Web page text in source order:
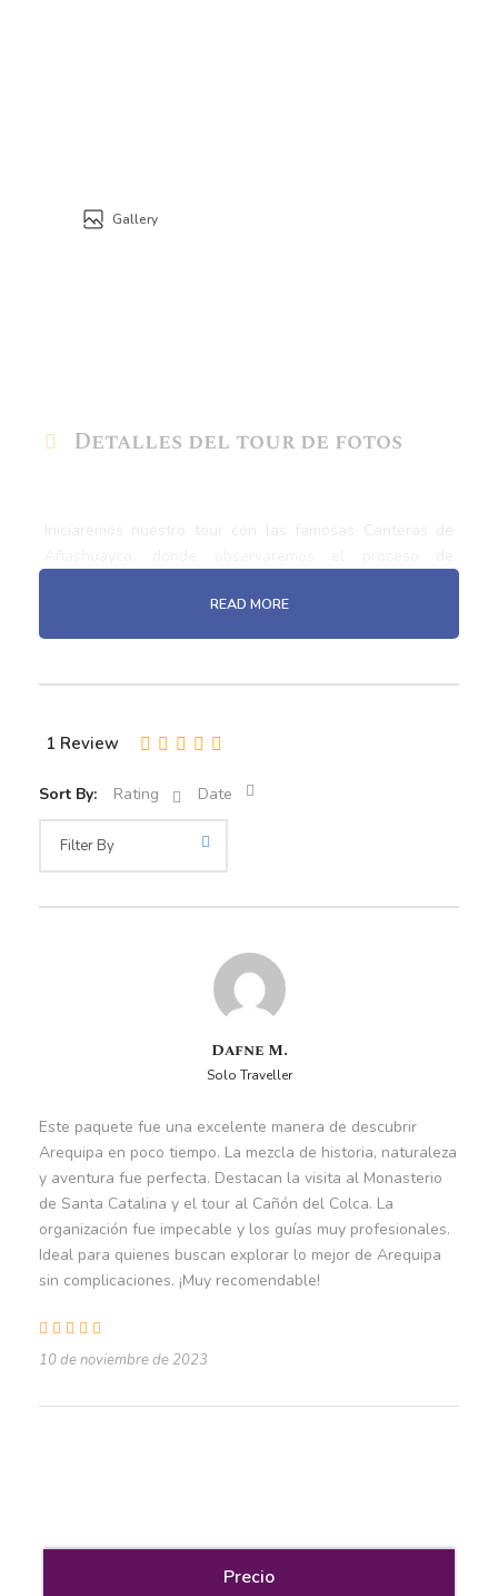
Precio
Gallery
Detalles del tour de fotos
Iniciaremos nuestro tour con las famosas Canteras de
impresionante tallado en un farallón, que reproduce el
donde encontraremos petroglifos al final del recorrido.
disfrutar de un delicioso desayuno. Continuaremos hacia
la Cruz del Cóndor, desde donde apreciaremos el vuelo
de los cóndores y el impresionante Cañón del Colca. Nos
detendremos en los miradores de Antahuilque y
Choquetico para observar la belleza de los paisajes
antes de retornar a Chivay.
Conoceremos el Mirador de Volcanes para contemplar
los volcanes Chachani, Misti y Pichu Pichu. Nos
dirigiremos luego a la Reserva Nacional de Salinas y
vicuñas en su hábitat natural. En la Laguna de Salinas,
disfrutaremos de la oportunidad de fotografiar los
Después, visitaremos las Aguas Termales de Lojen y el
Mini Volcán de Lojen.
Explorando paisajes únicos y
naturales de Arequipa
Podremos visitar el pueblo de Pampa de Arrieros.
Blanca y haremos una caminata por el Bosque de Piedras
de Puruña, un misterioso paisaje de columnas pétreas.
Pillones, donde disfrutaremos de vistas fascinantes y
Partida
READ MORE
1 Review
Sort By: Rating Date
Dafne M.
Solo Traveller
Este paquete fue una excelente manera de descubrir
Arequipa en poco tiempo. La mezcla de historia, naturaleza
y aventura fue perfecta. Destacan la visita al Monasterio
de Santa Catalina y el tour al Cañón del Colca. La
organización fue impecable y los guías muy profesionales.
Ideal para quienes buscan explorar lo mejor de Arequipa
sin complicaciones. ¡Muy recomendable!
10 de noviembre de 2023